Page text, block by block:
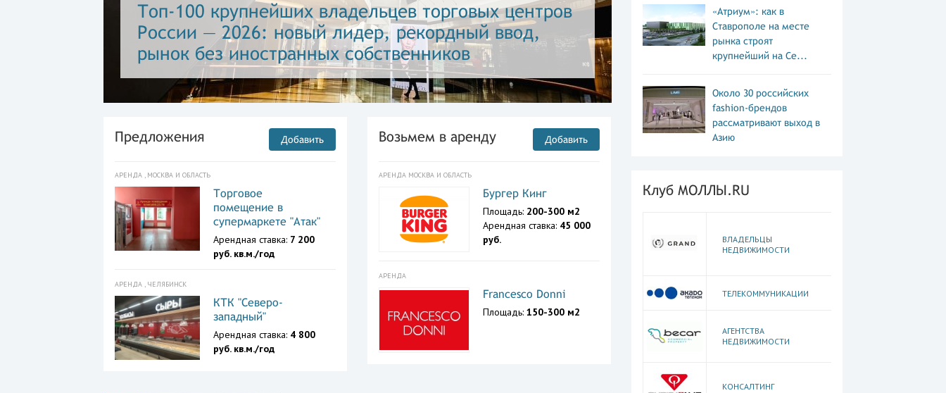
Магазин становится инфраструктурой: ритейл-
медиа, edge AI и новая экономика торговых
площадей
Предложения Добавить
АРЕНДА , МОСКВА И ОБЛАСТЬ
Торговое
помещение в
супермаркете "Атак"
Арендная ставка: 7 200
руб. кв.м./год
АРЕНДА , ЧЕЛЯБИНСК
КТК "Северо-
западный"
Арендная ставка: 4 800
руб. кв.м./год
Возьмем в аренду Добавить
АРЕНДА МОСКВА И ОБЛАСТЬ
Бургер Кинг
Площадь: 200-300 м2
Арендная ставка: 45 000
руб.
АРЕНДА
Francesco Donni
Площадь: 150-300 м2
«Атриум»: как в
Ставрополе на месте
рынка строят
крупнейший на Се...
Около 30 российских
fashion-брендов
рассматривают выход в
Азию
Клуб МОЛЛЫ.RU
ВЛАДЕЛЬЦЫ
НЕДВИЖИМОСТИ
ТЕЛЕКОММУНИКАЦИИ
АГЕНТСТВА
НЕДВИЖИМОСТИ
КОНСАЛТИНГ